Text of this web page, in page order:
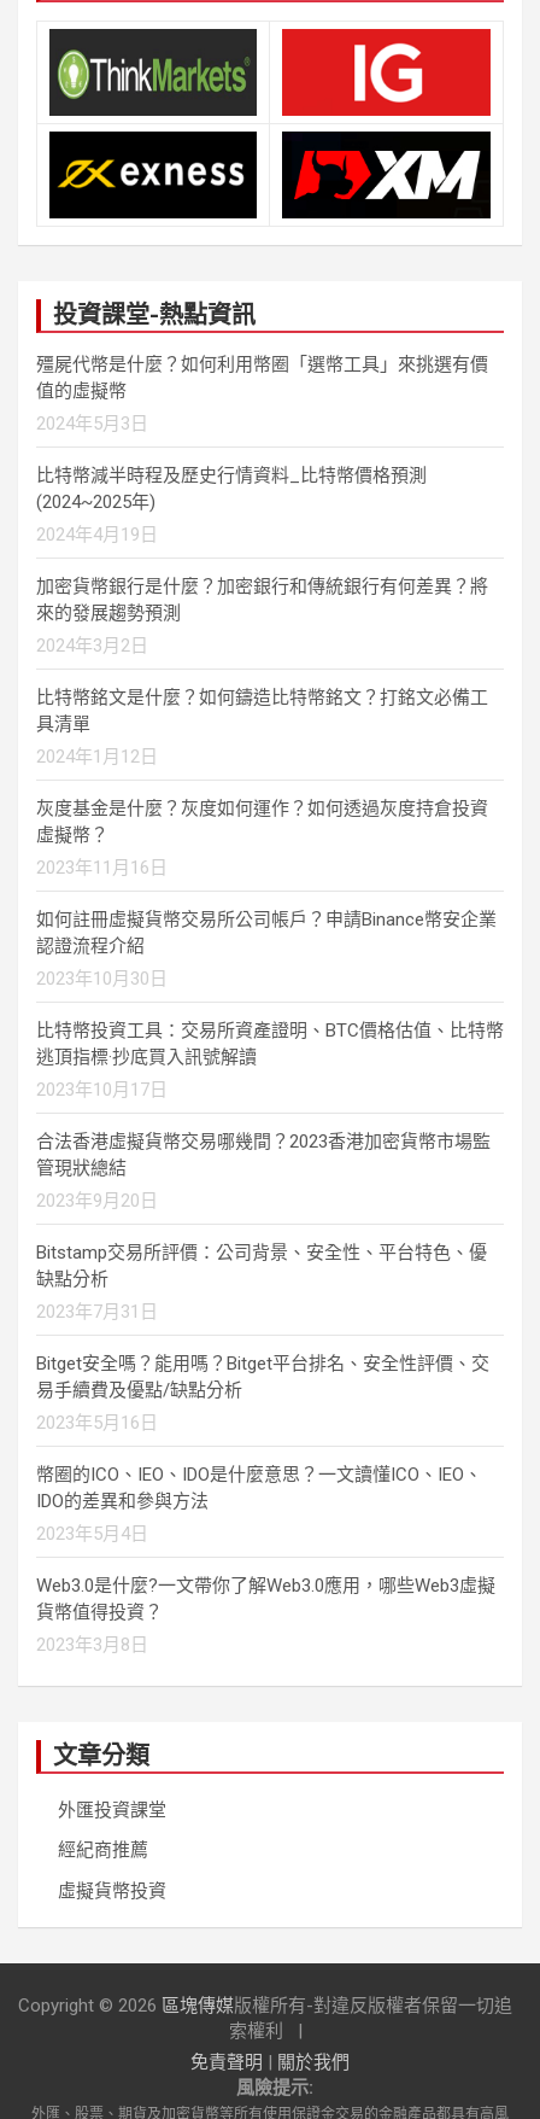
投資課堂-熱點資訊
殭屍代幣是什麼？如何利用幣圈「選幣工具」來挑選有價
值的虛擬幣
2024年5月3日
比特幣減半時程及歷史行情資料_比特幣價格預測
(2024~2025年)
2024年4月19日
加密貨幣銀行是什麼？加密銀行和傳統銀行有何差異？將
來的發展趨勢預測
2024年3月2日
比特幣銘文是什麼？如何鑄造比特幣銘文？打銘文必備工
具清單
2024年1月12日
灰度基金是什麼？灰度如何運作？如何透過灰度持倉投資
虛擬幣？
2023年11月16日
如何註冊虛擬貨幣交易所公司帳戶？申請Binance幣安企業
認證流程介紹
2023年10月30日
比特幣投資工具：交易所資產證明、BTC價格估值、比特幣
逃頂指標·抄底買入訊號解讀
2023年10月17日
合法香港虛擬貨幣交易哪幾間？2023香港加密貨幣市場監
管現狀總結
2023年9月20日
Bitstamp交易所評價：公司背景、安全性、平台特色、優
缺點分析
2023年7月31日
Bitget安全嗎？能用嗎？Bitget平台排名、安全性評價、交
易手續費及優點/缺點分析
2023年5月16日
幣圈的ICO、IEO、IDO是什麼意思？一文讀懂ICO、IEO、
IDO的差異和參與方法
2023年5月4日
Web3.0是什麼?一文帶你了解Web3.0應用，哪些Web3虛擬
貨幣值得投資？
2023年3月8日
文章分類
外匯投資課堂
經紀商推薦
虛擬貨幣投資
Copyright © 2026 區塊傳媒版權所有-對違反版權者保留一切追
索權利
免責聲明 | 關於我們
風險提示:
外匯、股票、期貨及加密貨幣等所有使用保證金交易的金融產品都具有高風